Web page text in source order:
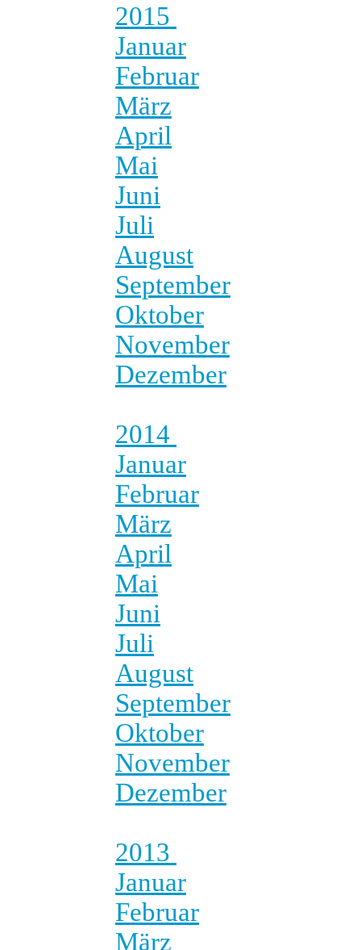
2015
Januar
Februar
März
April
Mai
Juni
Juli
August
September
Oktober
November
Dezember
2014
Januar
Februar
März
April
Mai
Juni
Juli
August
September
Oktober
November
Dezember
2013
Januar
Februar
März